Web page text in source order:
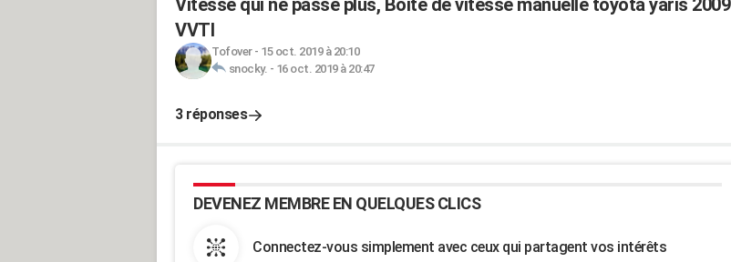
Vitesse qui ne passe plus, Boite de vitesse manuelle toyota yaris 2009
VVTI
Tofover- 15 oct. 2019 à 20:10
snocky. - 16 oct. 2019 à 20:47
3 réponses
DEVENEZ MEMBRE EN QUELQUES CLICS
Connectez-vous simplement avec ceux qui partagent vos intérêts